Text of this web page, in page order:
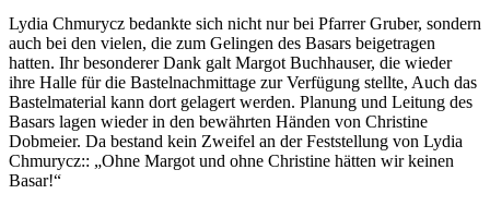
Lydia Chmurycz bedankte sich nicht nur bei Pfarrer Gruber, sondern
auch bei den vielen, die zum Gelingen des Basars beigetragen
hatten. Ihr besonderer Dank galt Margot Buchhauser, die wieder
ihre Halle für die Bastelnachmittage zur Verfügung stellte, Auch das
Bastelmaterial kann dort gelagert werden. Planung und Leitung des
Basars lagen wieder in den bewährten Händen von Christine
Dobmeier. Da bestand kein Zweifel an der Feststellung von Lydia
Chmurycz:: „Ohne Margot und ohne Christine hätten wir keinen
Basar!“